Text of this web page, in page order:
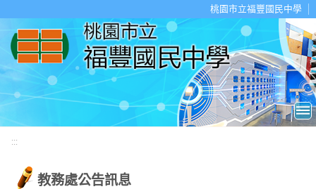
桃園市立福豐國民中學
:::
教務處公告訊息